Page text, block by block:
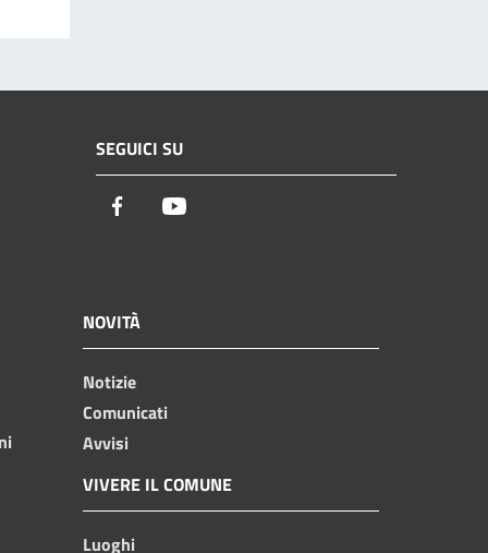
SEGUICI SU
Facebook
NOVITÀ
Notizie
Comunicati
Avvisi
VIVERE IL COMUNE
Luoghi